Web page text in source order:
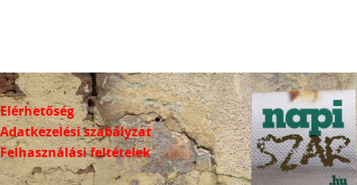
Elérhetőség
Adatkezelési szabályzat
Felhasználási feltételek